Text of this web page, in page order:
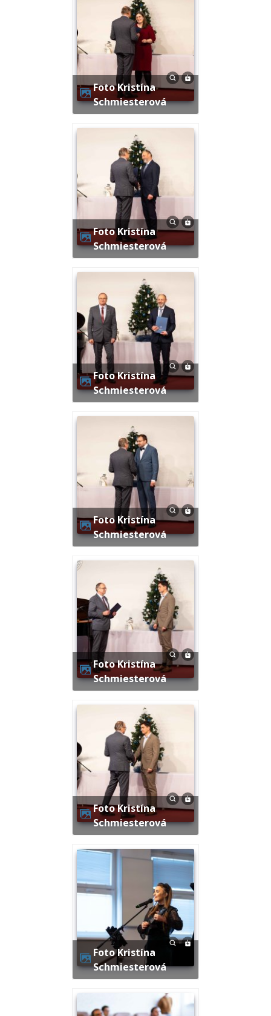
Foto Kristína
Schmiesterová
Foto Kristína
Schmiesterová
Foto Kristína
Schmiesterová
Foto Kristína
Schmiesterová
Foto Kristína
Schmiesterová
Foto Kristína
Schmiesterová
Foto Kristína
Schmiesterová